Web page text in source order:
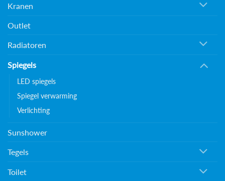
Kranen
Outlet
Radiatoren
Spiegels
LED spiegels
Spiegel verwarming
Verlichting
Sunshower
Tegels
Toilet